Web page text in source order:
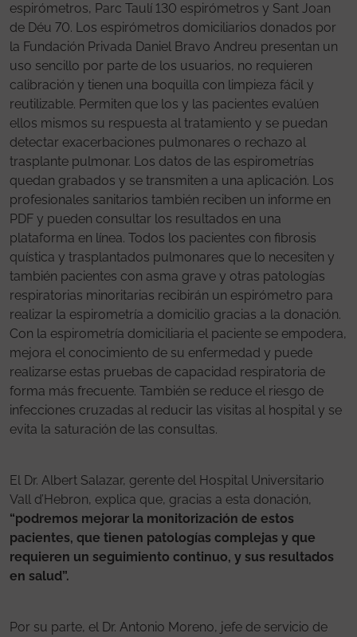
espirómetros, Parc Taulí 130 espirómetros y Sant Joan
de Déu 70. Los espirómetros domiciliarios donados por
la Fundación Privada Daniel Bravo Andreu presentan un
uso sencillo por parte de los usuarios, no requieren
calibración y tienen una boquilla con limpieza fácil y
reutilizable. Permiten que los y las pacientes evalúen
ellos mismos su respuesta al tratamiento y se puedan
detectar exacerbaciones pulmonares o rechazo al
trasplante pulmonar. Los datos de las espirometrías
quedan grabados y se transmiten a una aplicación. Los
profesionales sanitarios también reciben un informe en
PDF y pueden consultar los resultados en una
plataforma en línea. Todos los pacientes con fibrosis
quística y trasplantados pulmonares que lo necesiten y
también pacientes con asma grave y otras patologías
respiratorias minoritarias recibirán un espirómetro para
realizar la espirometría a domicilio gracias a la donación.
Con la espirometría domiciliaria el paciente se empodera,
mejora el conocimiento de su enfermedad y puede
realizarse estas pruebas de capacidad respiratoria de
forma más frecuente. También se reduce el riesgo de
infecciones cruzadas al reducir las visitas al hospital y se
evita la saturación de las consultas.
El Dr. Albert Salazar, gerente del Hospital Universitario
Vall d’Hebron, explica que, gracias a esta donación,
“podremos mejorar la monitorización de estos
pacientes, que tienen patologías complejas y que
requieren un seguimiento continuo, y sus resultados
en salud”.
Por su parte, el Dr. Antonio Moreno, jefe de servicio de